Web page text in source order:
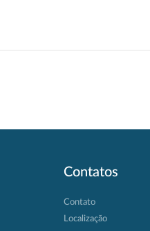
Contatos
Contato
Localização